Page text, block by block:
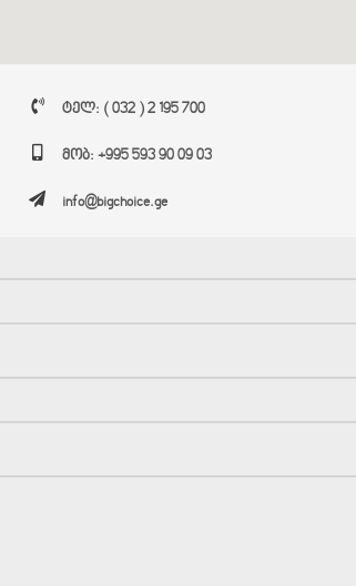
ტელ: ( 032 ) 2 195 700
მობ: +995 593 90 09 03
info@bigchoice.ge